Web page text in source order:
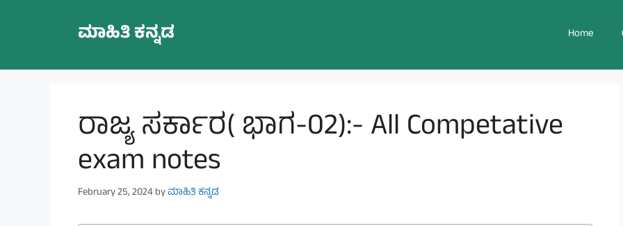
ಮಾಹಿತಿ ಕನ್ನಡ Home
ರಾಜ್ಯ ಸರ್ಕಾರ( ಭಾಗ-02):- All Competative
exam notes
February 25, 2024byಮಾಹಿತಿ ಕನ್ನಡ